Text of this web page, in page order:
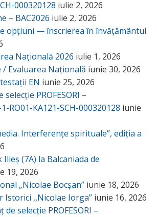
000320128 iulie 2, 2026
– BAC2026 iulie 2, 2026
opțiuni — înscrierea în învățământul
Națională 2026 iulie 1, 2026
Evaluarea Națională iunie 30, 2026
EN iunie 25, 2026
PROFESORI –
RO01-KA121-SCH-000320128 iunie
Interferențe spirituale”, ediția a
(7A) la Balcaniada de
19, 2026
„Nicolae Bocșan” iunie 18, 2026
Istorici ,,Nicolae Iorga” iunie 16, 2026
selecție PROFESORI –